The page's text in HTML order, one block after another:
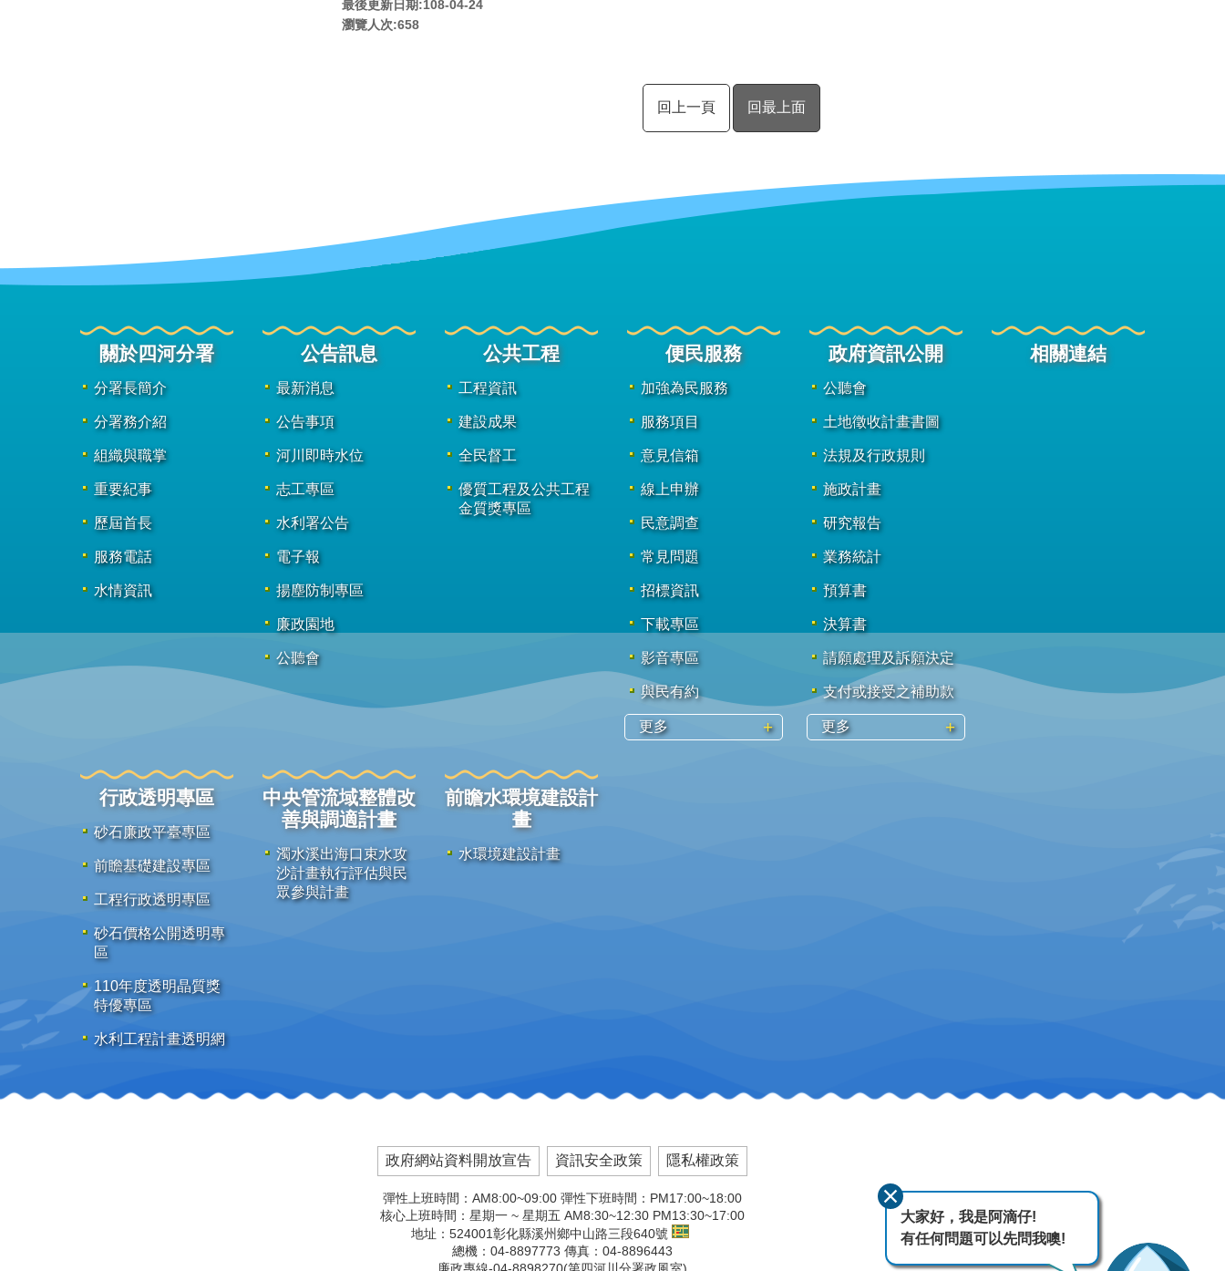
最後更新日期:108-04-24
瀏覽人次:658
回上一頁 回最上面
關於四河分署
分署長簡介
分署務介紹
組織與職掌
重要紀事
歷屆首長
服務電話
水情資訊
公告訊息
最新消息
公告事項
河川即時水位
志工專區
水利署公告
電子報
揚塵防制專區
廉政園地
公聽會
公共工程
工程資訊
建設成果
全民督工
優質工程及公共工程
金質獎專區
便民服務
加強為民服務
服務項目
意見信箱
線上申辦
民意調查
常見問題
招標資訊
下載專區
影音專區
與民有約
更多
政府資訊公開
公聽會
土地徵收計畫書圖
法規及行政規則
施政計畫
研究報告
業務統計
預算書
決算書
請願處理及訴願決定
支付或接受之補助款
更多
相關連結
行政透明專區
砂石廉政平臺專區
前瞻基礎建設專區
工程行政透明專區
砂石價格公開透明專
區
110年度透明晶質獎
特優專區
水利工程計畫透明網
中央管流域整體改
善與調適計畫
濁水溪出海口束水攻
沙計畫執行評估與民
眾參與計畫
前瞻水環境建設計
畫
水環境建設計畫
政府網站資料開放宣告 資訊安全政策 隱私權政策
彈性上班時間：AM8:00~09:00 彈性下班時間：PM17:00~18:00
核心上班時間：星期一 ~ 星期五 AM8:30~12:30 PM13:30~17:00
地址：524001彰化縣溪州鄉中山路三段640號
總機：04-8897773 傳真：04-8896443
廉政專線-04-8898270(第四河川分署政風室)
大家好，我是阿滴仔!
有任何問題可以先問我噢!